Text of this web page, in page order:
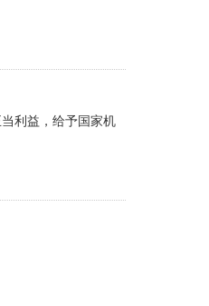
利益，给予国家机